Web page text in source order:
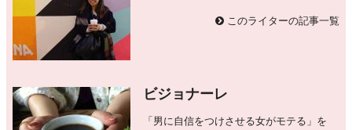
このライターの記事一覧
ビジョナーレ
「男に自信をつけさせる女がモテる」を